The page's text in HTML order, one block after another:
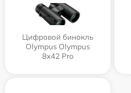
Цифровой бинокль
Olympus Olympus
8x42 Pro